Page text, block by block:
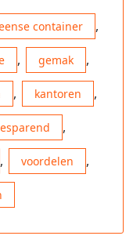
container ,
, gemak ,
, kantoren ,
,
, voordelen ,